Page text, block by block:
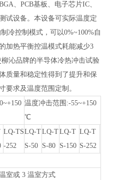
、PCB基板、电子芯片IC、
试设备。本设备可实际温度定
冷控制模式，可以0%~100%自
加热平衡控温模式耗能减少3
沁品牌的半导体冷热冲击试验
质量和稳定性得到了提升和保
要求及温度范围定制。
温度冲击范围 :-55~+150
℃
LQ-TS
-252
LQ-T
S-50
LQ-T
S-80
LQ-T
S-150
LQ-T
S-252
室或 3 温室方式